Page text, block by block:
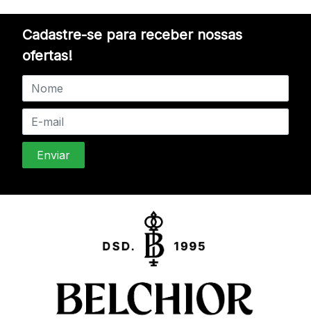
Cadastre-se para receber nossas
ofertas!